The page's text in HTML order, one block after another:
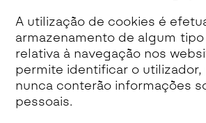
A utilização de cookies é
armazenamento de algum
relativa à navegação nos
permite identificar o utilizador,
nunca conterão informações
pessoais.